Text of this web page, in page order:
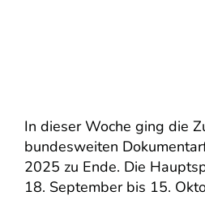
In dieser Woche ging die
bundesweiten
2025 zu Ende. Die
18. September bis 15.